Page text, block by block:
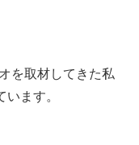
を取材してきた私
ます。